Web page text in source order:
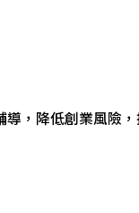
，降低創業風險，